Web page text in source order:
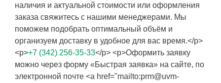
наличия и актуальной стоимости или оформления
заказа свяжитесь с нашими менеджерами. Мы
поможем подобрать оптимальный объём и
организуем доставку в удобное для вас время.</p>
<p>+7 (342) 256-35-33</p> <p>Оформить заявку
можно через форму «Быстрая заявка» на сайте, по
электронной почте <a href="mailto:prm@uvm-